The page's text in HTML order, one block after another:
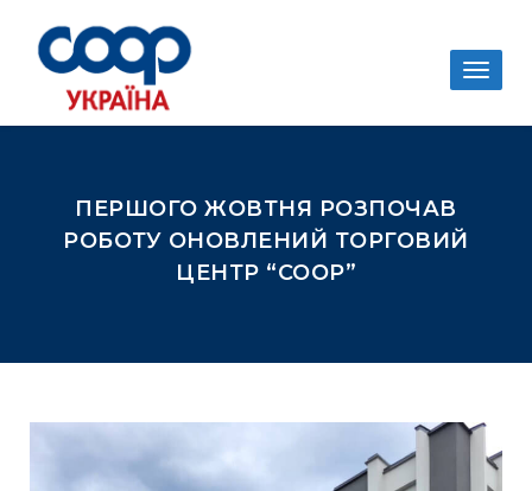
ПЕРШОГО ЖОВТНЯ РОЗПОЧАВ
РОБОТУ ОНОВЛЕНИЙ ТОРГОВИЙ
ЦЕНТР “COOP”